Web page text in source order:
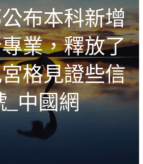
h
布本科新增
業，釋放了
格見證些信
_中國網